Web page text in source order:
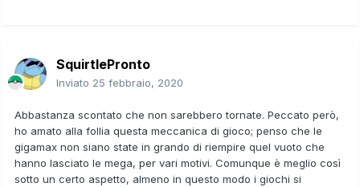
SquirtlePronto
Inviato 25 febbraio, 2020
Abbastanza scontato che non sarebbero tornate. Peccato però,
ho amato alla follia questa meccanica di gioco; penso che le
gigamax non siano state in grando di riempire quel vuoto che
hanno lasciato le mega, per vari motivi. Comunque è meglio così
sotto un certo aspetto, almeno in questo modo i giochi si